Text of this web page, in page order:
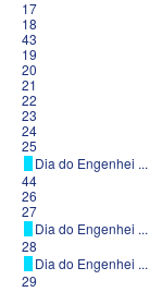
17
18
43
19
20
21
22
23
24
25
Dia do Engenhei ...
44
26
27
Dia do Engenhei ...
28
Dia do Engenhei ...
29